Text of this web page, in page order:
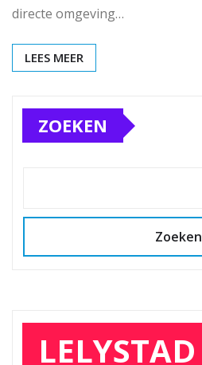
directe omgeving…
LEES MEER
ZOEKEN
Zoeken
LELYSTAD